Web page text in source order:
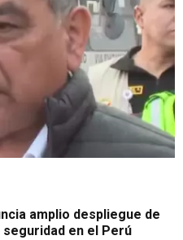
amplio despliegue de
en el Perú